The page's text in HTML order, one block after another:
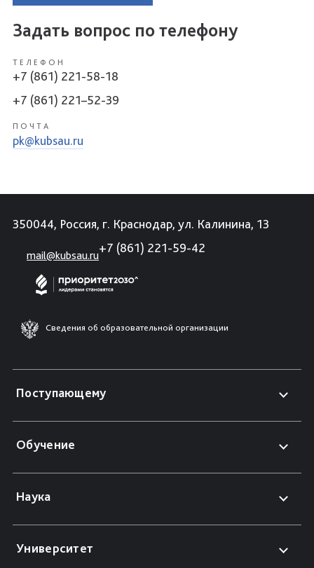
Задать вопрос по телефону
ТЕЛЕФОН
+7 (861) 221-58-18
+7 (861) 221–52-39
ПОЧТА
pk@kubsau.ru
350044, Россия, г. Краснодар, ул. Калинина, 13
mail@kubsau.ru
+7 (861) 221-59-42
Сведения об образовательной организации
Поступающему
Обучение
Наука
Университет